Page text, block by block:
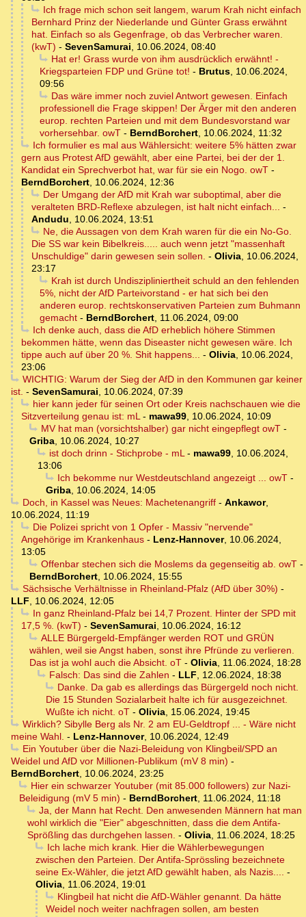
Ich frage mich schon seit langem, warum Krah nicht einfach
Bernhard Prinz der Niederlande und Günter Grass erwähnt
hat. Einfach so als Gegenfrage, ob das Verbrecher waren.
(kwT) - SevenSamurai, 10.06.2024, 08:40
Hat er! Grass wurde von ihm ausdrücklich erwähnt! -
Kriegsparteien FDP und Grüne tot! - Brutus, 10.06.2024,
09:56
Das wäre immer noch zuviel Antwort gewesen. Einfach
professionell die Frage skippen! Der Ärger mit den anderen
europ. rechten Parteien und mit dem Bundesvorstand war
vorhersehbar. owT - BerndBorchert, 10.06.2024, 11:32
Ich formulier es mal aus Wählersicht: weitere 5% hätten zwar
gern aus Protest AfD gewählt, aber eine Partei, bei der der 1.
Kandidat ein Sprechverbot hat, war für sie ein Nogo. owT -
BerndBorchert, 10.06.2024, 12:36
Der Umgang der AfD mit Krah war suboptimal, aber die
veralteten BRD-Reflexe abzulegen, ist halt nicht einfach... -
Andudu, 10.06.2024, 13:51
Ne, die Aussagen von dem Krah waren für die ein No-Go.
Die SS war kein Bibelkreis..... auch wenn jetzt "massenhaft
Unschuldige" darin gewesen sein sollen. - Olivia, 10.06.2024,
23:17
Krah ist durch Undiszipliniertheit schuld an den fehlenden
5%, nicht der AfD Parteivorstand - er hat sich bei den
anderen europ. rechtskonservativen Parteien zum Buhmann
gemacht - BerndBorchert, 11.06.2024, 09:00
Ich denke auch, dass die AfD erheblich höhere Stimmen
bekommen hätte, wenn das Diseaster nicht gewesen wäre. Ich
tippe auch auf über 20 %. Shit happens... - Olivia, 10.06.2024,
23:06
WICHTIG: Warum der Sieg der AfD in den Kommunen gar keiner
ist. - SevenSamurai, 10.06.2024, 07:39
hier kann jeder für seinen Ort oder Kreis nachschauen wie die
Sitzverteilung genau ist: mL- mawa99, 10.06.2024, 10:09
MV hat man (vorsichtshalber) gar nicht eingepflegt owT-
Griba, 10.06.2024, 10:27
ist doch drinn - Stichprobe - mL- mawa99, 10.06.2024,
13:06
Ich bekomme nur Westdeutschland angezeigt ... owT-
Griba, 10.06.2024, 14:05
Doch, in Kassel was Neues: Machetenangriff- Ankawor,
10.06.2024, 11:19
Die Polizei spricht von 1 Opfer - Massiv "nervende"
Angehörige im Krankenhaus - Lenz-Hannover, 10.06.2024,
13:05
Offenbar stechen sich die Moslems da gegenseitig ab. owT-
BerndBorchert, 10.06.2024, 15:55
Sächsische Verhältnisse in Rheinland-Pfalz (AfD über 30%) -
LLF, 10.06.2024, 12:05
In ganz Rheinland-Pfalz bei 14,7 Prozent. Hinter der SPD mit
17,5 %. (kwT) - SevenSamurai, 10.06.2024, 16:12
ALLE Bürgergeld-Empfänger werden ROT und GRÜN
wählen, weil sie Angst haben, sonst ihre Pfründe zu verlieren.
Das ist ja wohl auch die Absicht. oT - Olivia, 11.06.2024, 18:28
Falsch: Das sind die Zahlen - LLF, 12.06.2024, 18:38
Danke. Da gab es allerdings das Bürgergeld noch nicht.
Die 15 Stunden Sozialarbeit halte ich für ausgezeichnet.
Wußte ich nicht. oT - Olivia, 15.06.2024, 19:45
Wirklich? Sibylle Berg als Nr. 2 am EU-Geldtropf ... - Wäre nicht
meine Wahl. - Lenz-Hannover, 10.06.2024, 12:49
Ein Youtuber über die Nazi-Beleidung von Klingbeil/SPD an
Weidel und AfD vor Millionen-Publikum (mV 8 min) -
BerndBorchert, 10.06.2024, 23:25
Hier ein schwarzer Youtuber (mit 85.000 followers) zur Nazi-
Beleidigung (mV 5 min) - BerndBorchert, 11.06.2024, 11:18
Ja, der Mann hat Recht. Den anwesenden Männern hat man
wohl wirklich die "Eier" abgeschnitten, dass die dem Antifa-
Sprößling das durchgehen lassen. - Olivia, 11.06.2024, 18:25
Ich lache mich krank. Hier die Wählerbewegungen
zwischen den Parteien. Der Antifa-Sprössling bezeichnete
seine Ex-Wähler, die jetzt AfD gewählt haben, als Nazis.... -
Olivia, 11.06.2024, 19:01
Klingbeil hat nicht die AfD-Wähler genannt. Da hätte
Weidel noch weiter nachfragen sollen, am besten